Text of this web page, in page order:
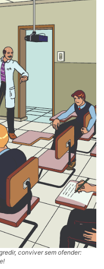
conviver sem ofender: